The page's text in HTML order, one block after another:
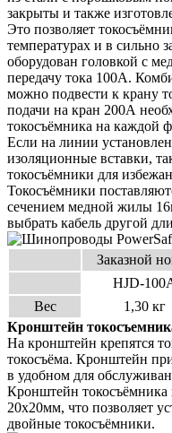
закрыты и также
Это позволяет
температурах и в сильно
оборудован головкой с
передачу тока 100А.
можно подвести к крану
подачи на кран 200А
токосъёмника на каждой
Если на линии
изоляционные вставки,
токосъёмники для
Токосъёмники
сечением медной жилы
выбрать кабель другой
Заказной
HJD-
Вес
1,30 кг
Кронштейн
На кронштейн крепятся
токосъёма. Кронштейн
в удобном для
Кронштейн
20х20мм, что позволяет
двойные токосъёмники.